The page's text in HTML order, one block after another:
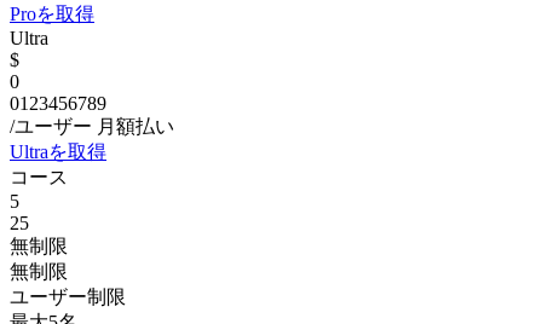
Proを取得
Ultra
$
0
01 23456789
/ユーザー 月額払い
Ultraを取得
コース
5
25
無制限
無制限
ユーザー制限